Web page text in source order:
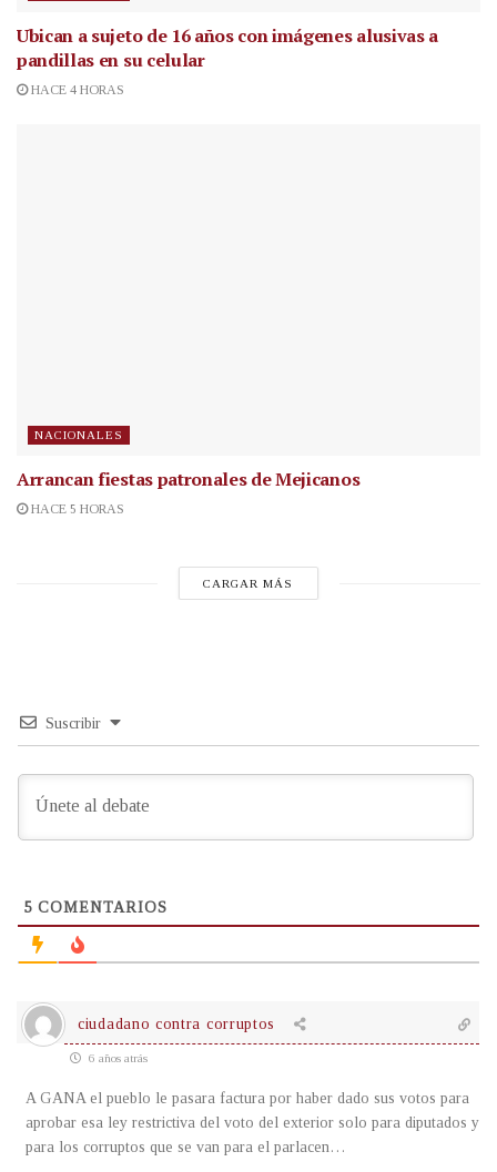
Ubican a sujeto de 16 años con imágenes alusivas a
pandillas en su celular
HACE 4 HORAS
NACIONALES
Arrancan fiestas patronales de Mejicanos
HACE 5 HORAS
CARGAR MÁS
Suscribir
5 COMENTARIOS
ciudadano contra corruptos
6 años atrás
A GANA el pueblo le pasara factura por haber dado sus votos para
aprobar esa ley restrictiva del voto del exterior solo para diputados y
para los corruptos que se van para el parlacen…